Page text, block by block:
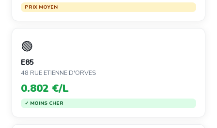
PRIX MOYEN
🟢
E85
48 RUE ETIENNE D'ORVES
0.802 €/L
✓ MOINS CHER